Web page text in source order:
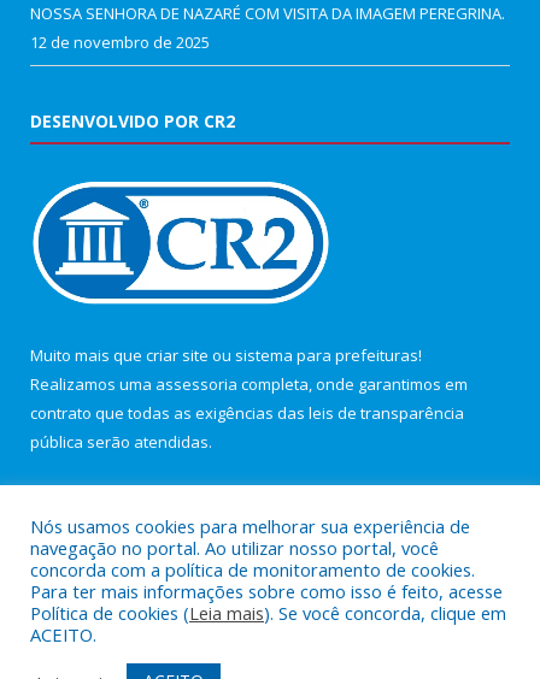
NOSSA SENHORA DE NAZARÉ COM VISITA DA IMAGEM PEREGRINA.
12 de novembro de 2025
DESENVOLVIDO POR CR2
Muito mais que criar site ou sistema para prefeituras!
Realizamos uma assessoria completa, onde garantimos em
contrato que todas as exigências das leis de transparência
pública serão atendidas.
Todos os direitos reservados a Câmara Municipal de Maracanã.
Nós usamos cookies para melhorar sua experiência de
navegação no portal. Ao utilizar nosso portal, você
concorda com a política de monitoramento de cookies.
Para ter mais informações sobre como isso é feito, acesse
Política de cookies (Leia mais). Se você concorda, clique em
ACEITO.